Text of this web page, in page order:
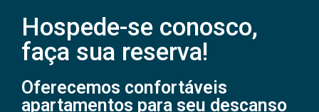
Hospede-se conosco,
faça sua reserva!
Oferecemos confortáveis
apartamentos para seu descanso